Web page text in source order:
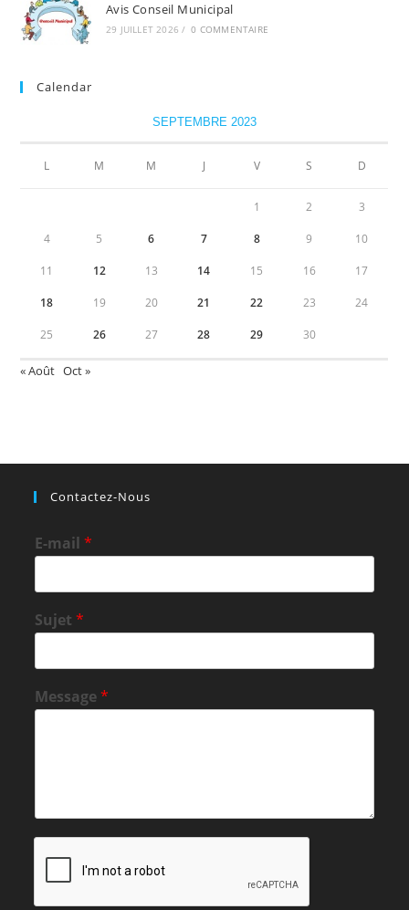
Avis Conseil Municipal
29 JUILLET 2026 / 0 COMMENTAIRE
Calendar
SEPTEMBRE 2023
L M M J V S D
1 2 3
4 5 6 7 8 9 10
11 12 13 14 15 16 17
18 19 20 21 22 23 24
25 26 27 28 29 30
« Août Oct »
Contactez-Nous
E-mail*
Sujet*
Message*